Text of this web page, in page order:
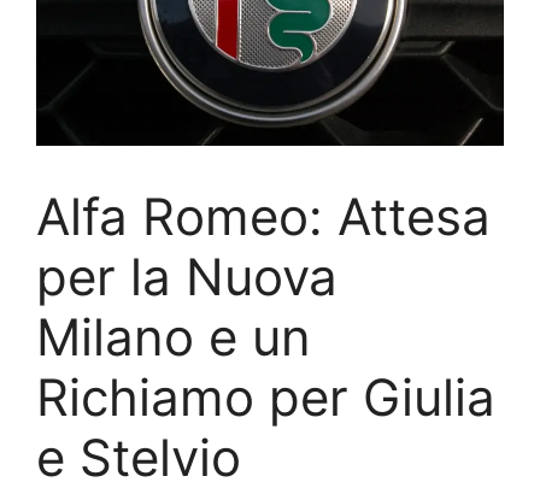
Alfa Romeo: Attesa
per la Nuova
Milano e un
Richiamo per Giulia
e Stelvio